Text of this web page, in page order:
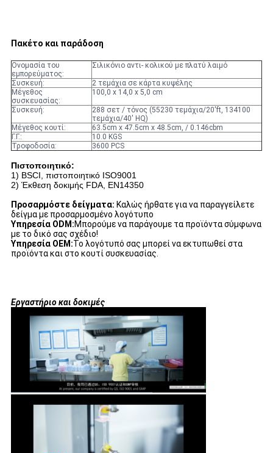
Πακέτο και παράδοση
Ονομασία του
εμπορεύματος:
Σιλικόνιο αντι- κολικού με πλατύ λαιμό
Συσκευή:
2 τεμάχια σε κάρτα κυψέλης
Μέγεθος
συσκευασίας:
100,0 x 14,0 x 5,0 cm
Συσκευή:
288 σετ / τόνος (55230 τεμάχια/20'ft, 134100
τεμάχια/40' HQ)
Μέγεθος κουτί:
63.5cm x 47.5cm x 48.5cm, / 0.146cbm
Γ.Γ.:
10.0 KGS
Τροφοδοσία:
3600 PCS
Πιστοποιητικό:
1) BSCI, πιστοποιητικό ISO9001
2) Έκθεση δοκιμής FDA, EN14350
Προσαρμόστε δείγματα: Καλώς ήρθατε για να παραγγείλετε
δείγμα με προσαρμοσμένο λογότυπο
Υπηρεσία ODM:Μπορούμε να παράγουμε τα προϊόντα σύμφωνα
με το δικό σας σχέδιο!
Υπηρεσία OEM:Το λογότυπό σας μπορεί να εκτυπωθεί στα
προϊόντα και στο κουτί συσκευασίας.
Εργαστήριο και δοκιμές